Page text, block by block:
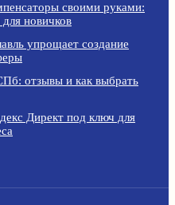
своими руками:
новичков
упрощает создание
отзывы и как выбрать
Директ под ключ для